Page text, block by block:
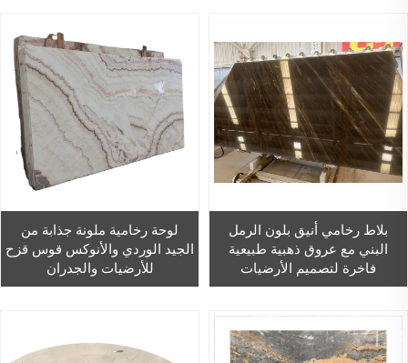
بلاط رخامي أنيق بلون الرمل
البني مع عروق ذهبية طبيعية
فاخرة لتصميم الأرضيات
والجدران
لوحة رخامية ملونة جذابة من
الجيد الوردي والأنوكس قوس قزح
للأرضيات والجدران